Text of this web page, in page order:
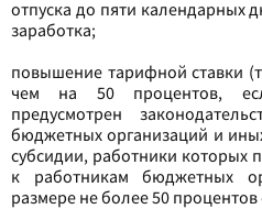
отпуска до пяти календарных
заработка;
повышение тарифной ставки
чем на 50 процентов,
предусмотрен
бюджетных организаций и
субсидии, работники которых
к работникам бюджетных
размере не более 50 процентов